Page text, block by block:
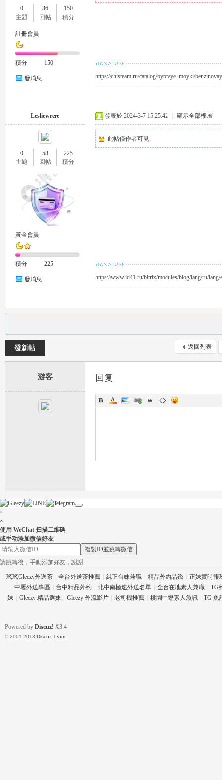
茶
流
0
主題
36
回帖
150
積分
註冊會員
積分 150
發消息 https://chisteam.ru/catalog/bytovye_moyki/
Lesliewrere
0
主題
58
回帖
225
積分
黃金會員
積分 225
發消息
發表於 2024-3-7 15:25:42 顯示全部樓層
此帖僅作者可見
https://www.id41.ru/bitrix/modules/blog/lang/ru/
返回列表
發新帖
游客 回复
×
×
使用 WeChat 扫描二维碼
或手动添加微信好友
複製ID並跳轉微信
請跳轉後，手動添加好友，謝謝
瑤瑤Gleezy外送茶 全台外送茶推薦 純正台妹兼職 精品外約品鑑
正妹實時報
中壢外送專區
台中精品外約 北中南極速外送名單 全台在地素人兼職
TG
妹
Gleezy 精品選妹 Gleezy 外流影片 老司機推薦 桃園中壢素人魚訊 TG 魚
Powered by Discuz! X3.4
© 2001-2013 Discuz Team.